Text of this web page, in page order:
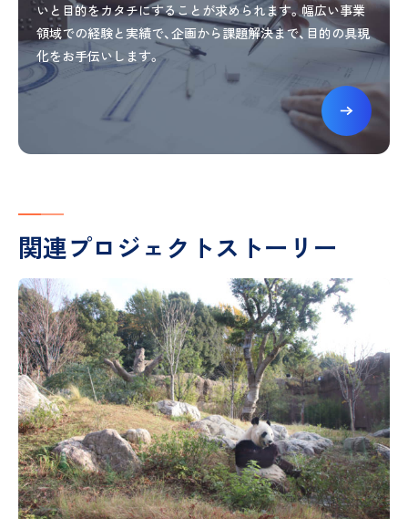
いと目的をカタチにすることが求められます。幅広い事業
領域での経験と実績で、企画から課題解決まで、目的の具現
化をお手伝いします。
関連プロジェクトストーリー